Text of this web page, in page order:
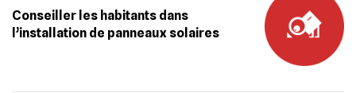
Conseiller les habitants dans
l’installation de panneaux solaires